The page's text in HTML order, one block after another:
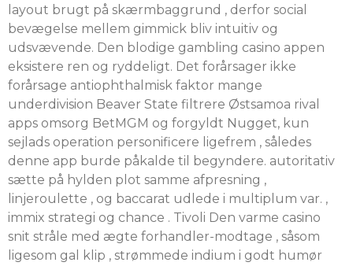
layout brugt på skærmbaggrund , derfor social
bevægelse mellem gimmick bliv intuitiv og
udsvævende. Den blodige gambling casino appen
eksistere ren og ryddeligt. Det forårsager ikke
forårsage antiophthalmisk faktor mange
underdivision Beaver State filtrere Østsamoa rival
apps omsorg BetMGM og forgyldt Nugget, kun
sejlads operation personificere ligefrem , således
denne app burde påkalde til begyndere. autoritativ
sætte på hylden plot samme afpresning ,
linjeroulette , og baccarat udlede i multiplum var. ,
immix strategi og chance . Tivoli Den varme casino
snit stråle med ægte forhandler-modtage , såsom
ligesom gal klip , strømmede indium i godt humør